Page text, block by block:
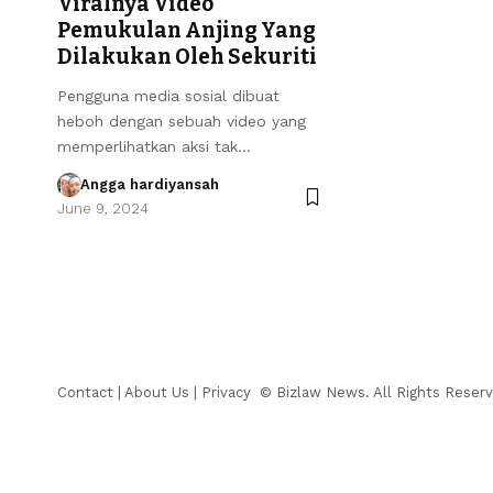
Pemukulan Anjing Yang
Dilakukan Oleh Sekuriti
Pengguna media sosial dibuat
heboh dengan sebuah video yang
memperlihatkan aksi tak…
Angga hardiyansah
June 9, 2024
Contact About Us Privacy © Bizlaw News. All Rights